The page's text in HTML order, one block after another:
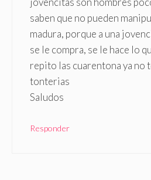
saben que no pueden
madura, porque a una
se le compra, se le hace lo
repito las cuarentona ya no
tonterias
Saludos
Responder